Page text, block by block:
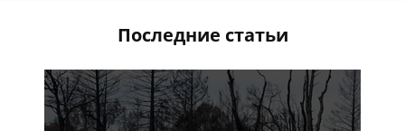
Последние статьи